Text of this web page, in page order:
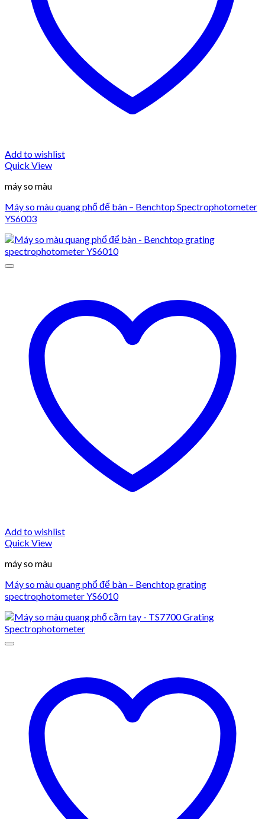
Add to wishlist
Quick View
máy so màu
Máy so màu quang phổ để bàn – Benchtop Spectrophotometer
YS6003
Add to wishlist
Quick View
máy so màu
Máy so màu quang phổ để bàn – Benchtop grating
spectrophotometer YS6010